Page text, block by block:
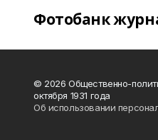
Фотобанк
© 2026 Общественно-
октября 1931 года
Об использовании